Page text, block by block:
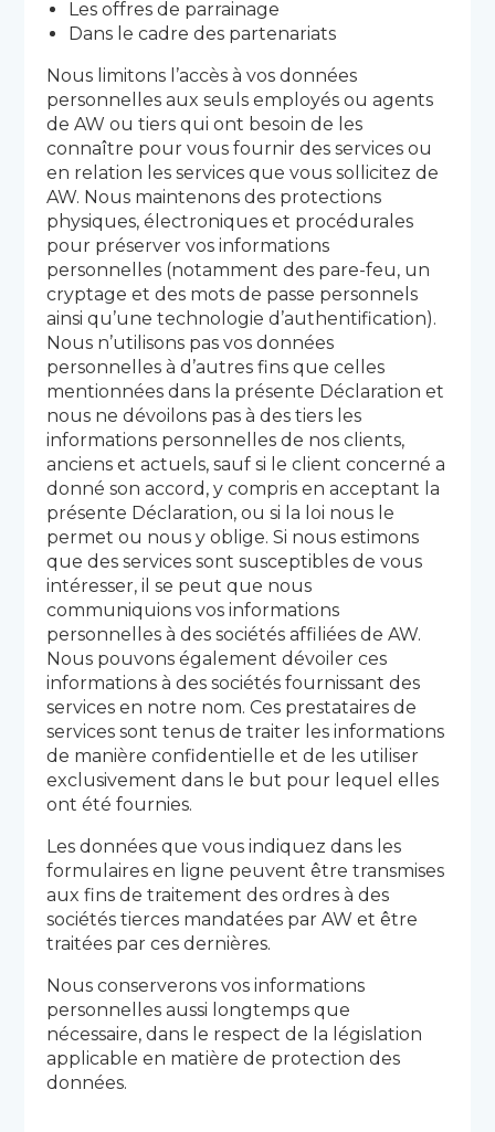
Les offres de parrainage
Dans le cadre des partenariats
Nous limitons l’accès à vos données
personnelles aux seuls employés ou agents
de AW ou tiers qui ont besoin de les
connaître pour vous fournir des services ou
en relation les services que vous sollicitez de
AW. Nous maintenons des protections
physiques, électroniques et procédurales
pour préserver vos informations
personnelles (notamment des pare-feu, un
cryptage et des mots de passe personnels
ainsi qu’une technologie d’authentification).
Nous n’utilisons pas vos données
personnelles à d’autres fins que celles
mentionnées dans la présente Déclaration et
nous ne dévoilons pas à des tiers les
informations personnelles de nos clients,
anciens et actuels, sauf si le client concerné a
donné son accord, y compris en acceptant la
présente Déclaration, ou si la loi nous le
permet ou nous y oblige. Si nous estimons
que des services sont susceptibles de vous
intéresser, il se peut que nous
communiquions vos informations
personnelles à des sociétés affiliées de AW.
Nous pouvons également dévoiler ces
informations à des sociétés fournissant des
services en notre nom. Ces prestataires de
services sont tenus de traiter les informations
de manière confidentielle et de les utiliser
exclusivement dans le but pour lequel elles
ont été fournies.
Les données que vous indiquez dans les
formulaires en ligne peuvent être transmises
aux fins de traitement des ordres à des
sociétés tierces mandatées par AW et être
traitées par ces dernières.
Nous conserverons vos informations
personnelles aussi longtemps que
nécessaire, dans le respect de la législation
applicable en matière de protection des
données.